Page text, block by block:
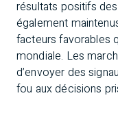
résultats positifs
également
facteurs favorables
mondiale. Les
d’envoyer des
fou aux décisions